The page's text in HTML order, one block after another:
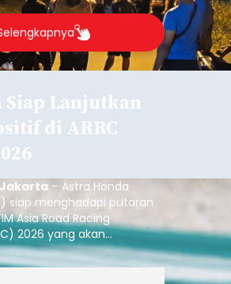
Siap Lanjutkan
di ARRC
– Astra Honda
siap menghadapi putaran
Asia Road Racing
2026 yang akan
Mandalika
Nusa Tenggara